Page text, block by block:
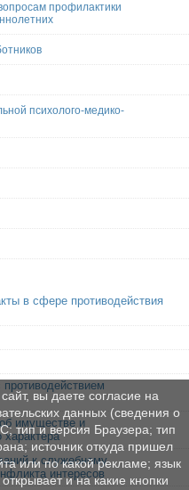
профилактики
психолого-медико-
в сфере противодействия
имуществе и
характера
к служебному
интересов
вы даете согласие на
данных (сведения о
тип и версия Браузера; тип
источник откуда пришел
или по какой рекламе; язык
и на какие кнопки